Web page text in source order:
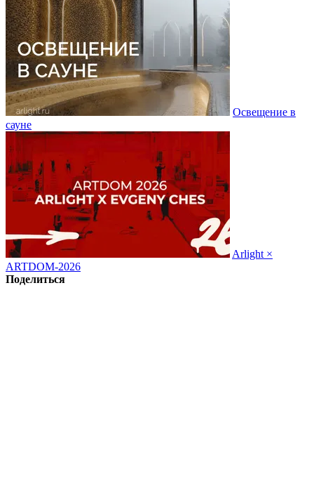
Освещение в
сауне
Arlight ×
ARTDOM-2026
Поделиться